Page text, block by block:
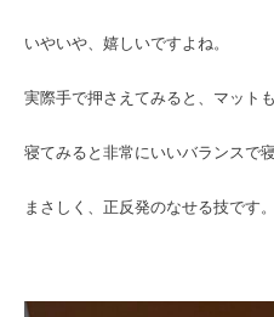
いやいや、嬉しいですよね。
実際手で押さえてみると、マット
寝てみると非常にいいバランスで
まさしく、正反発のなせる技です。